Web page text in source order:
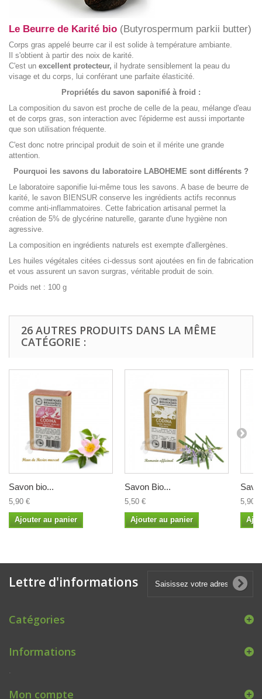
Le Beurre de Karité bio (Butyrospermum parkii butter)
Corps gras appelé beurre car il est solide à température ambiante.
Il s'obtient à partir des noix de karité.
C'est un excellent protecteur, il hydrate sensiblement la peau du
visage et du corps, lui conférant une parfaite élasticité.
Propriétés du savon saponifié à froid :
La composition du savon est proche de celle de la peau, mélange d'eau
et de corps gras, son interaction avec l'épiderme est aussi importante
que son utilisation fréquente.
C'est donc notre principal produit de soin et il mérite une grande
attention.
Pourquoi les savons du laboratoire LABOHEME sont différents ?
Le laboratoire saponifie lui-même tous les savons. A base de beurre de
karité, le savon BIENSUR conserve les ingrédients actifs reconnus
comme anti-inflammatoires. Cette fabrication artisanal permet la
création de 5% de glycérine naturelle, garante d'une hygiène non
agressive.
La composition en ingrédients naturels est exempte d'allergènes.
Les huiles végétales citées ci-dessus sont ajoutées en fin de fabrication
et vous assurent un savon surgras, véritable produit de soin.
Poids net : 100 g
26 AUTRES PRODUITS DANS LA MÊME
CATÉGORIE :
Savon bio...
5,90 €
Ajouter au panier
Savon Bio...
5,50 €
Ajouter au panier
5,90 €
Lettre d'informations
Catégories
Informations
.
Mon compte